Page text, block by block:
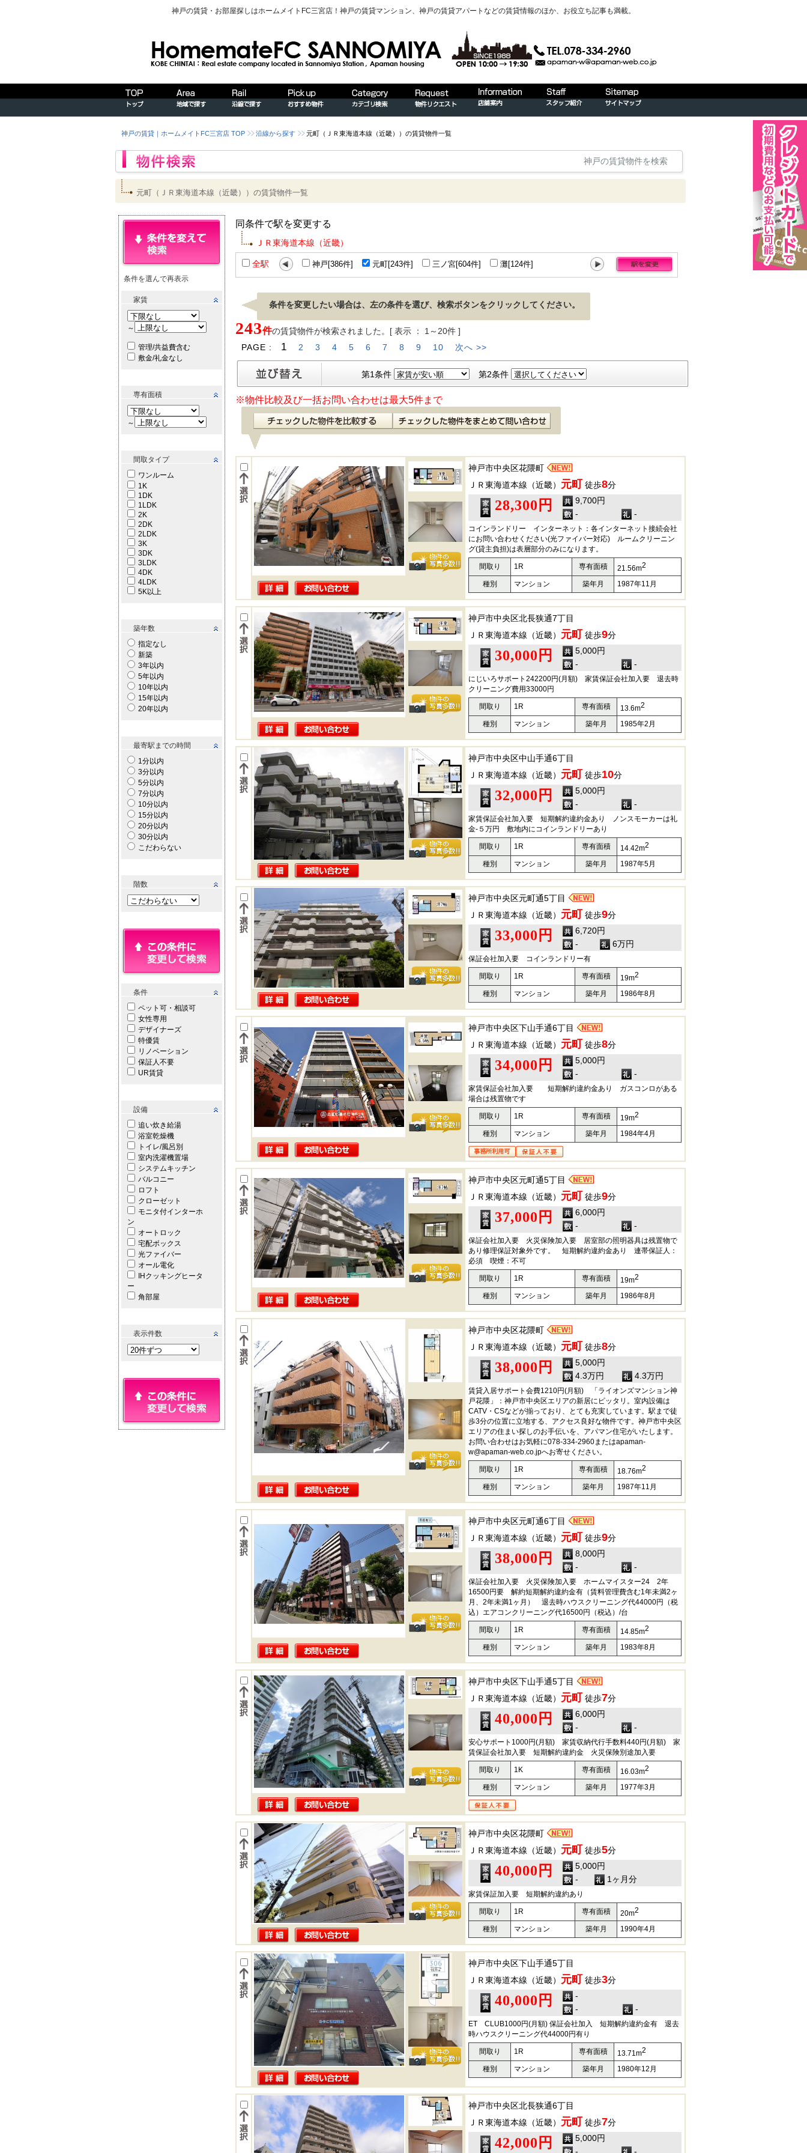
神戸の賃貸・お部屋探しはホームメイトFC三宮店！神戸の賃貸マンション、神戸の賃貸アパートなどの賃貸情報のほか、お役立ち記事も満載。
神戸の賃貸｜ホームメイトFC三宮店 TOP 沿線から探す 元町（ＪＲ東海道本線（近畿））の賃貸物件一覧
神戸の賃貸物件を検索
元町（ＪＲ東海道本線（近畿））の賃貸物件一覧
条件を選んで再表示
家賃
～
管理/共益費含む
敷金/礼金なし
専有面積
～
間取タイプ
ワンルーム
1K
1DK
1LDK
2K
2DK
2LDK
3K
3DK
3LDK
4DK
4LDK
5K以上
築年数
指定なし
新築
3年以内
5年以内
10年以内
15年以内
20年以内
最寄駅までの時間
1分以内
3分以内
5分以内
7分以内
10分以内
15分以内
20分以内
30分以内
こだわらない
階数
条件
ペット可・相談可
女性専用
デザイナーズ
特優賃
リノベーション
保証人不要
UR賃貸
設備
追い炊き給湯
浴室乾燥機
トイレ/風呂別
室内洗濯機置場
システムキッチン
バルコニー
ロフト
クローゼット
モニタ付インターホ
ン
オートロック
宅配ボックス
光ファイバー
オール電化
IHクッキングヒータ
ー
角部屋
表示件数
同条件で駅を変更する
ＪＲ東海道本線（近畿）
全駅 神戸[386件] 元町[243件] 三ノ宮[604件] 灘[124件] 摩耶[87件] 六甲道[226件] 住吉[92件] 摂津本
条件を変更したい場合は、左の条件を選び、検索ボタンをクリックしてください。
243件の賃貸物件が検索されました。[ 表示 ： 1～20件 ]
PAGE :
1 2 3 4 5 6 7 8 9 10 次へ >>
第1条件 第2条件
※物件比較及び一括お問い合わせは最大5件まで
神戸市中央区花隈町
ＪＲ東海道本線（近畿） 元町 徒歩8分
28,300円
9,700円
-
-
コインランドリー インターネット：各インターネット接続会社
にお問い合わせください(光ファイバー対応) ルームクリーニン
グ(貸主負担)は表層部分のみになります。
間取り 1R 専有面積 21.56m2
種別 マンション 築年月 1987年11月
神戸市中央区北長狭通7丁目
ＪＲ東海道本線（近畿） 元町 徒歩9分
30,000円
5,000円
-
-
にじいろサポート242200円(月額) 家賃保証会社加入要 退去時
クリーニング費用33000円
間取り 1R 専有面積 13.6m2
種別 マンション 築年月 1985年2月
神戸市中央区中山手通6丁目
ＪＲ東海道本線（近畿） 元町 徒歩10分
32,000円
5,000円
-
-
家賃保証会社加入要 短期解約違約金あり ノンスモーカーは礼
金-５万円 敷地内にコインランドリーあり
間取り 1R 専有面積 14.42m2
種別 マンション 築年月 1987年5月
神戸市中央区元町通5丁目
ＪＲ東海道本線（近畿） 元町 徒歩9分
33,000円
6,720円
-
6万円
保証会社加入要 コインランドリー有
間取り 1R 専有面積 19m2
種別 マンション 築年月 1986年8月
神戸市中央区下山手通6丁目
ＪＲ東海道本線（近畿） 元町 徒歩8分
34,000円
5,000円
-
-
家賃保証会社加入要 短期解約違約金あり ガスコンロがある
場合は残置物です
間取り 1R 専有面積 19m2
種別 マンション 築年月 1984年4月
神戸市中央区元町通5丁目
ＪＲ東海道本線（近畿） 元町 徒歩9分
37,000円
6,000円
-
-
保証会社加入要 火災保険加入要 居室部の照明器具は残置物で
あり修理保証対象外です。 短期解約違約金あり 連帯保証人：
必須 喫煙：不可
間取り 1R 専有面積 19m2
種別 マンション 築年月 1986年8月
神戸市中央区花隈町
ＪＲ東海道本線（近畿） 元町 徒歩8分
38,000円
5,000円
4.3万円
4.3万円
賃貸入居サポート会費1210円(月額) 「ライオンズマンション神
戸花隈」：神戸市中央区エリアの新居にピッタリ。室内設備は
CATV・CSなどが揃っており、とても充実しています。駅まで徒
歩3分の位置に立地する、アクセス良好な物件です。神戸市中央区
エリアの住まい探しのお手伝いを、アパマン住宅がいたします。
お問い合わせはお気軽に078-334-2960またはapaman-
w@apaman-web.co.jpへお寄せください。
間取り 1R 専有面積 18.76m2
種別 マンション 築年月 1987年11月
神戸市中央区元町通6丁目
ＪＲ東海道本線（近畿） 元町 徒歩9分
38,000円
8,000円
-
-
保証会社加入要 火災保険加入要 ホームマイスター24 2年
16500円要 解約短期解約違約金有（賃料管理費含む1年未満2ヶ
月、2年未満1ヶ月） 退去時ハウスクリーニング代44000円（税
込）エアコンクリーニング代16500円（税込）/台
間取り 1R 専有面積 14.85m2
種別 マンション 築年月 1983年8月
神戸市中央区下山手通5丁目
ＪＲ東海道本線（近畿） 元町 徒歩7分
40,000円
6,000円
-
-
安心サポート1000円(月額) 家賃収納代行手数料440円(月額) 家
賃保証会社加入要 短期解約違約金 火災保険別途加入要
間取り 1K 専有面積 16.03m2
種別 マンション 築年月 1977年3月
神戸市中央区花隈町
ＪＲ東海道本線（近畿） 元町 徒歩5分
40,000円
5,000円
-
1ヶ月分
家賃保証加入要 短期解約違約あり
間取り 1R 専有面積 20m2
種別 マンション 築年月 1990年4月
神戸市中央区下山手通5丁目
ＪＲ東海道本線（近畿） 元町 徒歩3分
40,000円
-
-
-
ET CLUB1000円(月額) 保証会社加入 短期解約違約金有 退去
時ハウスクリーニング代44000円有り
間取り 1R 専有面積 13.71m2
種別 マンション 築年月 1980年12月
神戸市中央区北長狭通6丁目
ＪＲ東海道本線（近畿） 元町 徒歩7分
42,000円
5,000円